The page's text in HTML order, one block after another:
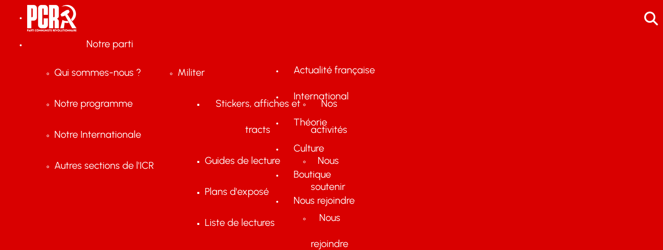
Notre parti
Qui sommes-nous ?
Notre programme
Notre Internationale
Autres sections de l'ICR
Militer
Stickers, affiches et
tracts
Guides de lecture
Plans d'exposé
Liste de lectures
Nos
activités
Nous
soutenir
Nous
rejoindre
Actualité française
International
Théorie
Culture
Boutique
Nous rejoindre